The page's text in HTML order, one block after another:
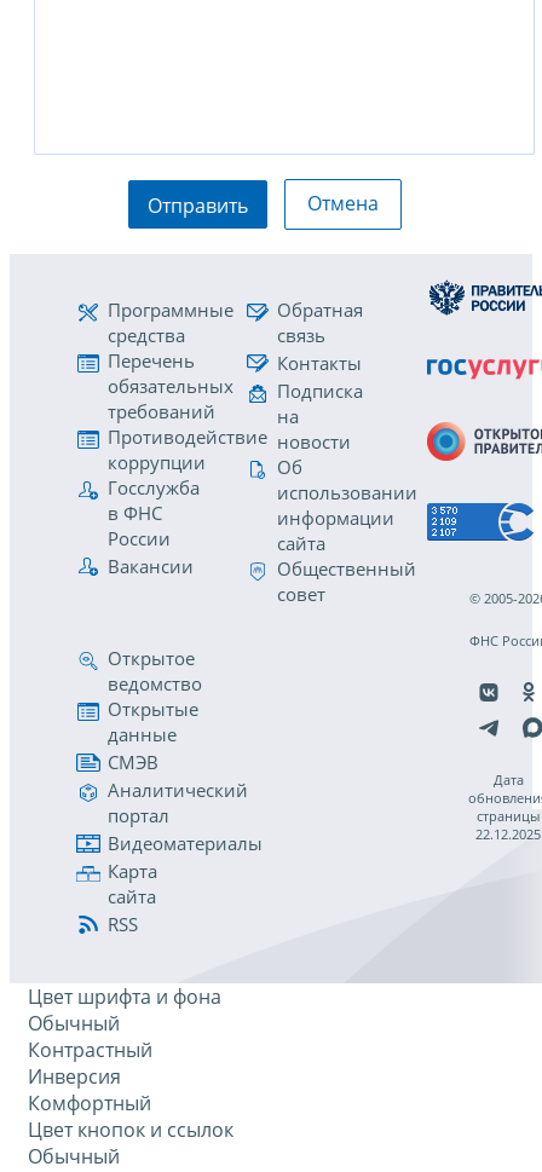
Отправить Отмена
Программные
средства
Перечень
обязательных
требований
Противодействие
коррупции
Госслужба
в ФНС
России
Вакансии
Обратная
связь
Контакты
Подписка
на
новости
Об
использовании
информации
сайта
Общественный
совет
Открытое
ведомство
Открытые
данные
СМЭВ
Аналитический
портал
Видеоматериалы
Карта
сайта
RSS
© 2005-
ФНС
Дата
страницы
22.12.2025
Цвет шрифта и фона
Обычный
Контрастный
Инверсия
Комфортный
Цвет кнопок и ссылок
Обычный